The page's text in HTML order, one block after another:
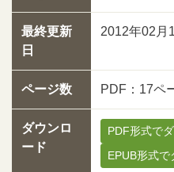
最終更新
日
2012年02月
ページ数 PDF：17ペ
ダウンロ
ード
PDF形式で
EPUB形式で